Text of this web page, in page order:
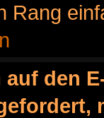
Rang
auf den